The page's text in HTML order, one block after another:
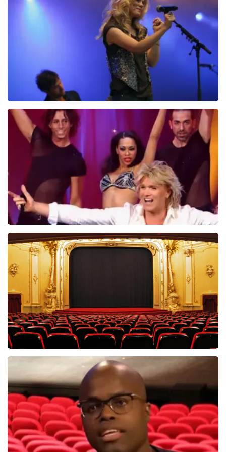
wederverkoper zijn erg duidelijk op de website. Onder
andere met de volgende zin bovenaan de pagina waar
de klant op landt: De prijzen van wederverkooptickets
kunnen hoger zijn dan de nominale waarde. Ook
noemen wij de originele waarde bij onze prijs en ook
nog eens in de winkelwagen. Het is dus niet te missen.
En verder verwijzen wij ook nog door naar het originele
verkooppunt. Meer kunnen wij niet doen. Wij hopen dat
u ondanks de hogere prijs toch een fantastische avond
heeft gehad. Met vriendelijke groeten, Joost
Topticketshop
reviews
Ilse DeLange
274+
BEKIJKEN
Hans Klok
BEKIJKEN
Saturday Night Fever
60reviews
BEKIJKEN